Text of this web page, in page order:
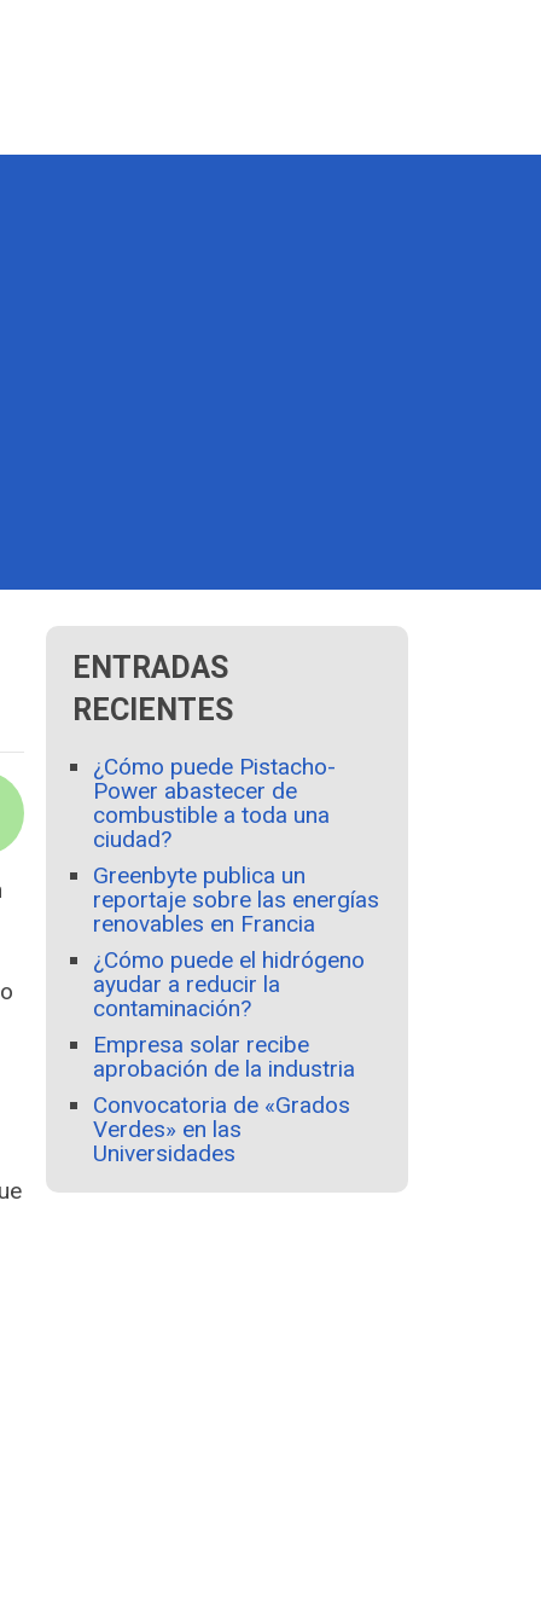
ENTRADAS
RECIENTES
¿Cómo puede Pistacho-
Power abastecer de
combustible a toda una
ciudad?
Greenbyte publica un
reportaje sobre las energías
renovables en Francia
¿Cómo puede el hidrógeno
ayudar a reducir la
contaminación?
Empresa solar recibe
aprobación de la industria
Convocatoria de «Grados
Verdes» en las
Universidades